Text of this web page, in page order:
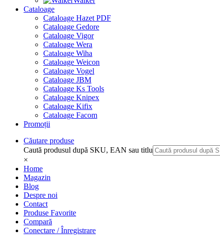
Cataloage
Cataloage Hazet PDF
Cataloage Gedore
Cataloage Vigor
Cataloage Wera
Cataloage Wiha
Cataloage Weicon
Cataloage Vogel
Cataloage JBM
Cataloage Ks Tools
Cataloage Knipex
Cataloage Kifix
Cataloage Facom
Promoții
Căutare produse
Caută produsul după SKU, EAN sau titlu
×
Home
Magazin
Blog
Despre noi
Contact
Produse Favorite
Compară
Conectare / Înregistrare